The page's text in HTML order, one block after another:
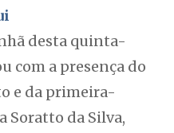
desta quinta-
com a presença do
e da primeira-
Soratto da Silva,